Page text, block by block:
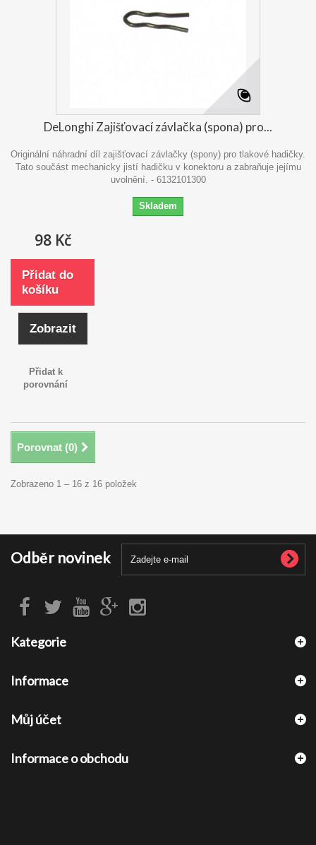
DeLonghi Zajišťovací závlačka (spona) pro...
Originální náhradní díl zajišťovací závlačky (spony) pro tlakové hadičky.
Tato součást mechanicky jistí hadičku v konektoru a zabraňuje jejímu
uvolnění. - 6132101300
Skladem
98 Kč
Přidat do
košíku
Zobrazit
Přidat k
porovnání
Porovnat (0)
Zobrazeno 1 – 16 z 16 položek
Odběr novinek
Kategorie
Informace
Můj účet
Informace o obchodu